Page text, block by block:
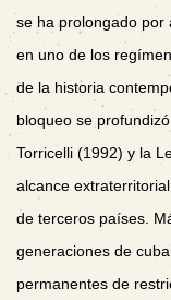
se ha prolongado por
en uno de los
de la historia
bloqueo se
Torricelli (1992) y la
alcance
de terceros países.
generaciones de
permanentes de